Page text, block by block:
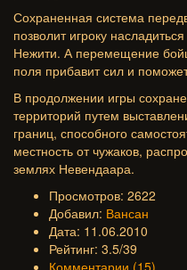
Сохраненная система
позволит игроку
Нежити. А перемещение
поля прибавит сил и
В продолжении игры
территорий путем
границ, способного
местность от чужаков,
землях Невендаара.
Просмотров: 2622
Добавил: Вансан
Дата: 11.06.2010
Рейтинг: 3.5/39
Комментарии (15)